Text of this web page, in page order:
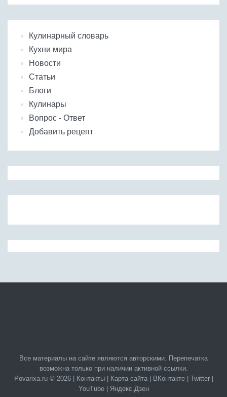
Кулинарный словарь
Кухни мира
Новости
Статьи
Блоги
Кулинары
Вопрос - Ответ
Добавить рецепт
Все материалы на сайте являются авторскими. Перепечатка
возможна только при наличии активной ссылки.
Povarixa.ru © 2026 |
Контакты| Карта сайта| ВКонтакте| Twitter|
YouTube| Яндекс.Дзен